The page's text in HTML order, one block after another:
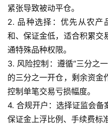
紧张导致被动平仓。
2. 品种选择：优先从农产
和、保证金低，适合积累交
通特殊品种权限。
3. 风险控制：遵循“三分之
的三分之一开仓，剩余资金
控制单笔交易亏损幅度。
4. 合规开户：选择证监会备
保证金上浮比例、手续费标